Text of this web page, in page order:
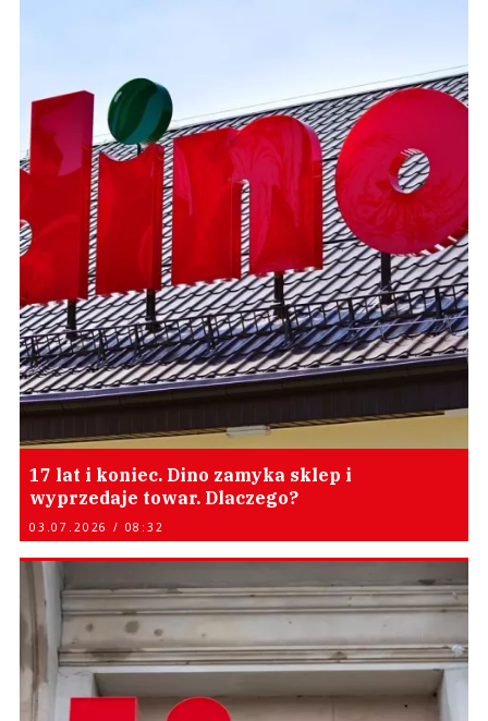
17 lat i koniec. Dino zamyka sklep i
wyprzedaje towar. Dlaczego?
03.07.2026 / 08:32